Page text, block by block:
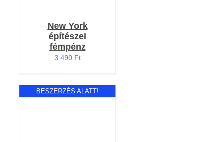
New York
építészei
fémpénz
3 490 Ft
BESZERZÉS ALATT!